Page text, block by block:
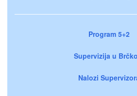
Program 5+2
Supervizija u
Nalozi